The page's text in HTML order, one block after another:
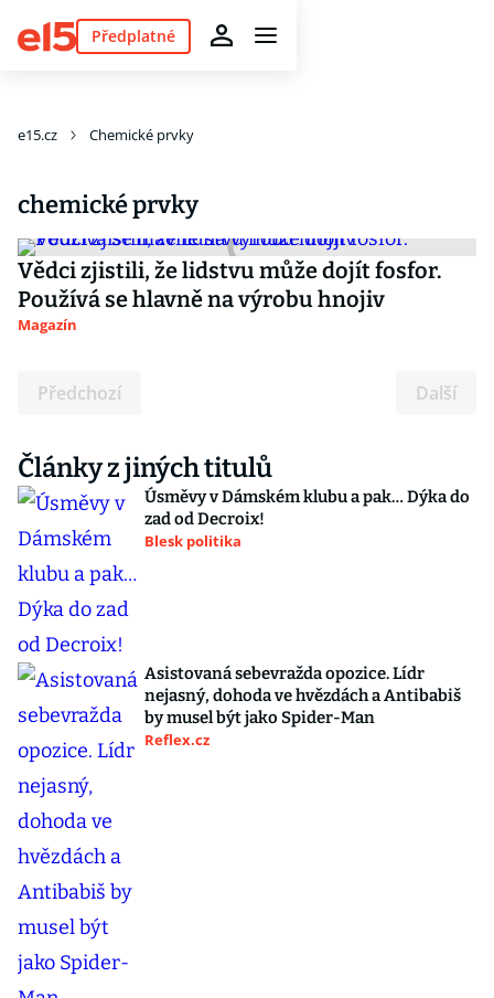
Předplatné
e15.cz Chemické prvky
chemické prvky
Vědci zjistili, že lidstvu může dojít fosfor.
Používá se hlavně na výrobu hnojiv
Magazín
Předchozí Další
Články z jiných titulů
Úsměvy v Dámském klubu a pak… Dýka do
zad od Decroix!
Blesk politika
Asistovaná sebevražda opozice. Lídr
nejasný, dohoda ve hvězdách a Antibabiš
by musel být jako Spider-Man
Reflex.cz